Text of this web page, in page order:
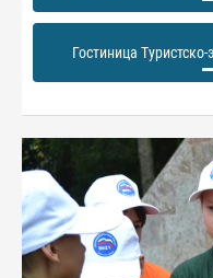
Гостиница